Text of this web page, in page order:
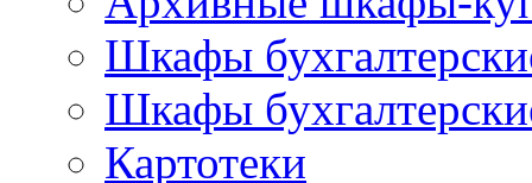
Шкафы
Шкафы
Картотеки